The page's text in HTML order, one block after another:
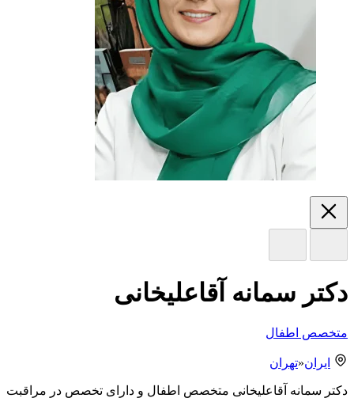
دکتر سمانه آقاعلیخانی
متخصص اطفال
ایران«تهران
دکتر سمانه آقاعلیخانی متخصص اطفال و دارای تخصص در مراقبت